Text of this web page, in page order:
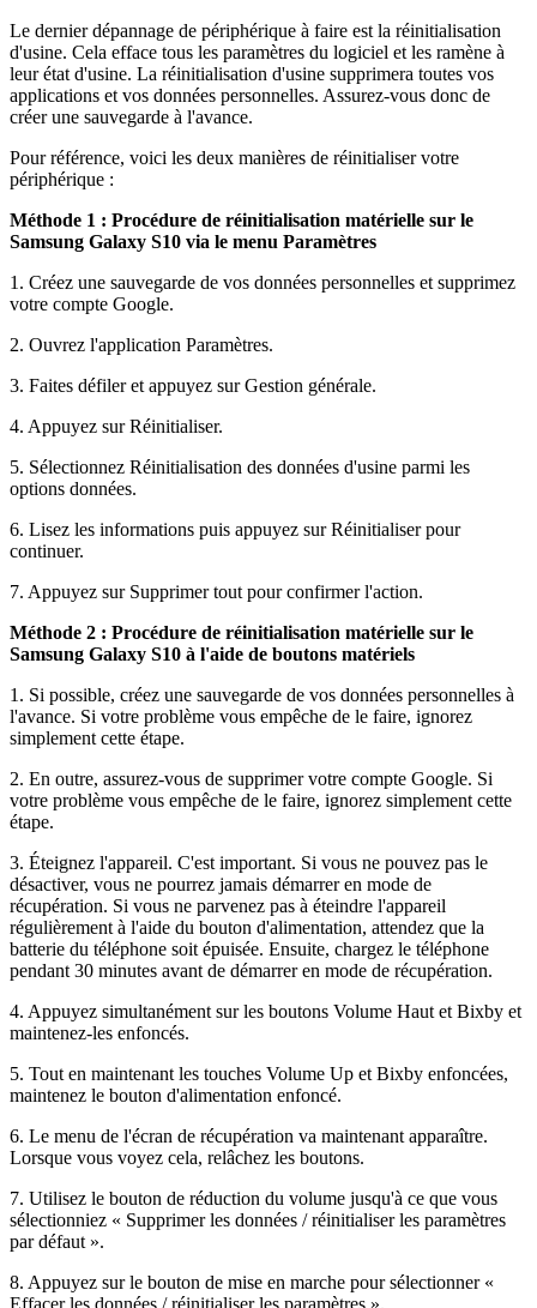
Le dernier dépannage de périphérique à faire est la réinitialisation
d'usine. Cela efface tous les paramètres du logiciel et les ramène à
leur état d'usine. La réinitialisation d'usine supprimera toutes vos
applications et vos données personnelles. Assurez-vous donc de
créer une sauvegarde à l'avance.
Pour référence, voici les deux manières de réinitialiser votre
périphérique :
Méthode 1 : Procédure de réinitialisation matérielle sur le
Samsung Galaxy S10 via le menu Paramètres
1. Créez une sauvegarde de vos données personnelles et supprimez
votre compte Google.
2. Ouvrez l'application Paramètres.
3. Faites défiler et appuyez sur Gestion générale.
4. Appuyez sur Réinitialiser.
5. Sélectionnez Réinitialisation des données d'usine parmi les
options données.
6. Lisez les informations puis appuyez sur Réinitialiser pour
continuer.
7. Appuyez sur Supprimer tout pour confirmer l'action.
Méthode 2 : Procédure de réinitialisation matérielle sur le
Samsung Galaxy S10 à l'aide de boutons matériels
1. Si possible, créez une sauvegarde de vos données personnelles à
l'avance. Si votre problème vous empêche de le faire, ignorez
simplement cette étape.
2. En outre, assurez-vous de supprimer votre compte Google. Si
votre problème vous empêche de le faire, ignorez simplement cette
étape.
3. Éteignez l'appareil. C'est important. Si vous ne pouvez pas le
désactiver, vous ne pourrez jamais démarrer en mode de
récupération. Si vous ne parvenez pas à éteindre l'appareil
régulièrement à l'aide du bouton d'alimentation, attendez que la
batterie du téléphone soit épuisée. Ensuite, chargez le téléphone
pendant 30 minutes avant de démarrer en mode de récupération.
4. Appuyez simultanément sur les boutons Volume Haut et Bixby et
maintenez-les enfoncés.
5. Tout en maintenant les touches Volume Up et Bixby enfoncées,
maintenez le bouton d'alimentation enfoncé.
6. Le menu de l'écran de récupération va maintenant apparaître.
Lorsque vous voyez cela, relâchez les boutons.
7. Utilisez le bouton de réduction du volume jusqu'à ce que vous
sélectionniez « Supprimer les données / réinitialiser les paramètres
par défaut ».
8. Appuyez sur le bouton de mise en marche pour sélectionner «
Effacer les données / réinitialiser les paramètres ».